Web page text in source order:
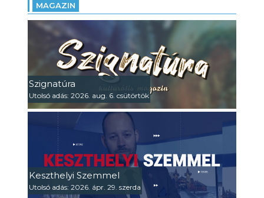
MAGAZIN
Szignatúra
Utolsó adás: 2026. aug. 6. csütörtök
Keszthelyi Szemmel
Utolsó adás: 2026. ápr. 29. szerda